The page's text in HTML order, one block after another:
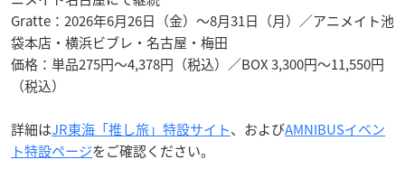
Gratte：2026年6月26日（金）〜8月31日（月）／アニメイト池
袋本店・横浜ビブレ・名古屋・梅田
価格：単品275円〜4,378円（税込）／BOX 3,300円〜11,550円
（税込）
詳細はJR東海「推し旅」特設サイト、およびAMNIBUSイベン
ト特設ページをご確認ください。